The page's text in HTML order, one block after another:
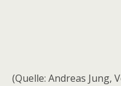
(Quelle: Andreas Jung,